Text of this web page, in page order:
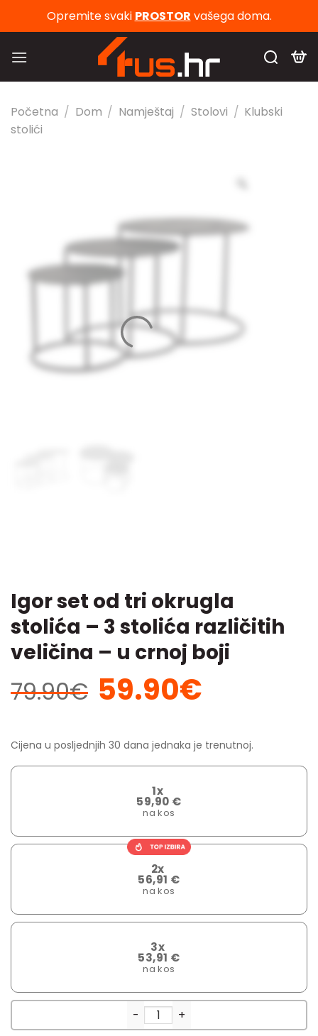
Opremite svaki PROSTOR vašega doma.
Početna / Dom / Namještaj / Stolovi / Klubski
stolići
Igor set od tri okrugla
stolića – 3 stolića različitih
veličina – u crnoj boji
79.90€ Izvorna
cijena
je:
79.90€.
59.90€Trenutna
59.90€.
Cijena u posljednjih 30 dana jednaka je trenutnoj.
1x
59,90 €
na kos
2x
56,91 €
na kos
3x
53,91 €
na kos
Igor set od tri okrugla